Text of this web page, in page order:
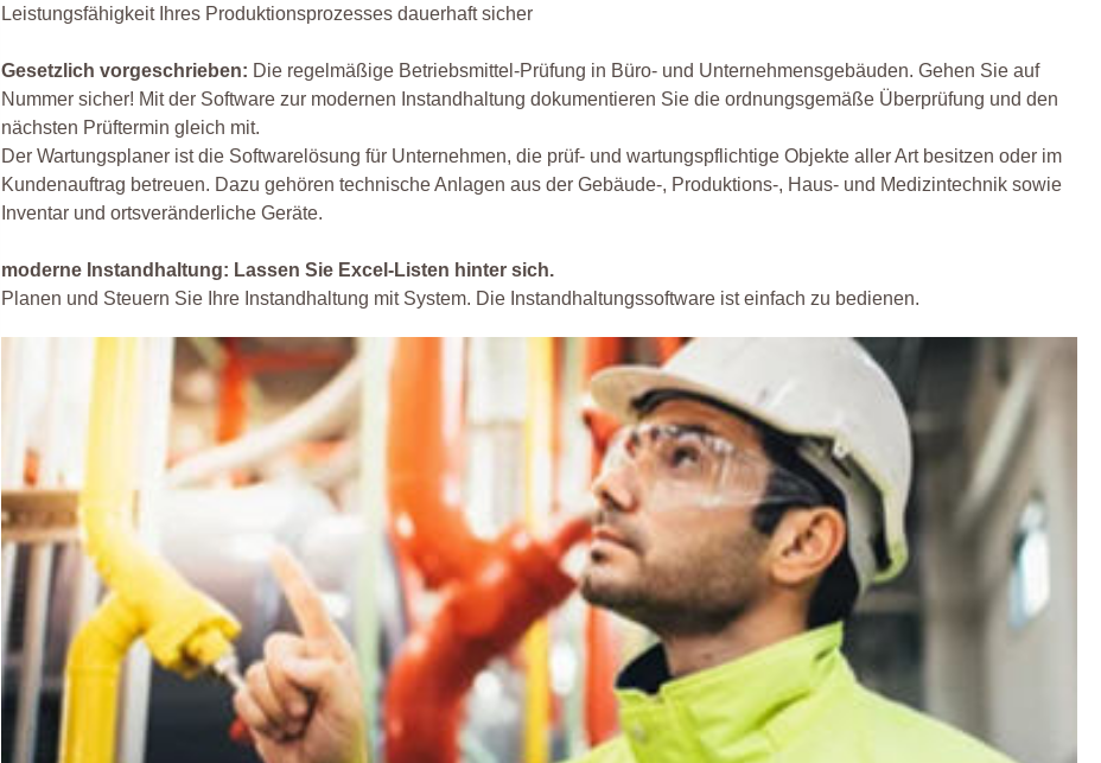
Leistungsfähigkeit Ihres Produktionsprozesses dauerhaft sicher
Gesetzlich vorgeschrieben: Die regelmäßige Betriebsmittel-Prüfung in Büro- und Unternehmensgebäuden. Gehen Sie auf
Nummer sicher! Mit der Software zur modernen Instandhaltung dokumentieren Sie die ordnungsgemäße Überprüfung und den
nächsten Prüftermin gleich mit.
Der Wartungsplaner ist die Softwarelösung für Unternehmen, die prüf- und wartungspflichtige Objekte aller Art besitzen oder im
Kundenauftrag betreuen. Dazu gehören technische Anlagen aus der Gebäude-, Produktions-, Haus- und Medizintechnik sowie
Inventar und ortsveränderliche Geräte.
moderne Instandhaltung: Lassen Sie Excel-Listen hinter sich.
Planen und Steuern Sie Ihre Instandhaltung mit System. Die Instandhaltungssoftware ist einfach zu bedienen.